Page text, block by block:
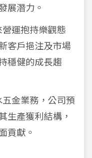
展潛力。
運抱持樂觀態
客戶挹注及市場
穩健的成長趨
金業務，公司預
生產獲利結構，
貢獻。